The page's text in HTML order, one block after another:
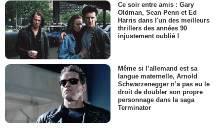
Ce soir entre amis : Gary
Oldman, Sean Penn et Ed
Harris dans l'un des meilleurs
thrillers des années 90
injustement oublié !
Même si l’allemand est sa
langue maternelle, Arnold
Schwarzenegger n’a pas eu le
droit de doubler son propre
personnage dans la saga
Terminator